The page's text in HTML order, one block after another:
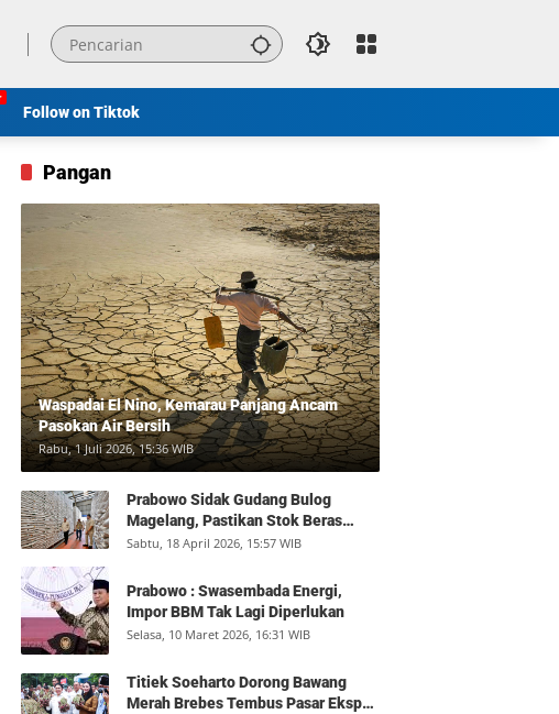
Follow on Tiktok
Pangan
Waspadai El Nino, Kemarau Panjang Ancam
Pasokan Air Bersih
Rabu, 1 Juli 2026, 15:36 WIB
Prabowo Sidak Gudang Bulog
Magelang, Pastikan Stok Beras
Aman dan Distribusi Lancar
Sabtu, 18 April 2026, 15:57 WIB
Prabowo : Swasembada Energi,
Impor BBM Tak Lagi Diperlukan
Selasa, 10 Maret 2026, 16:31 WIB
Titiek Soeharto Dorong Bawang
Merah Brebes Tembus Pasar Ekspor,